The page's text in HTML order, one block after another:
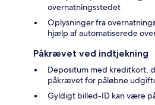
overnatningsstedet
Oplysninger fra
hjælp af automatiserede
Påkrævet ved indtjekning
Depositum med kreditkort,
påkrævet for påløbne
Gyldigt billed-ID kan være